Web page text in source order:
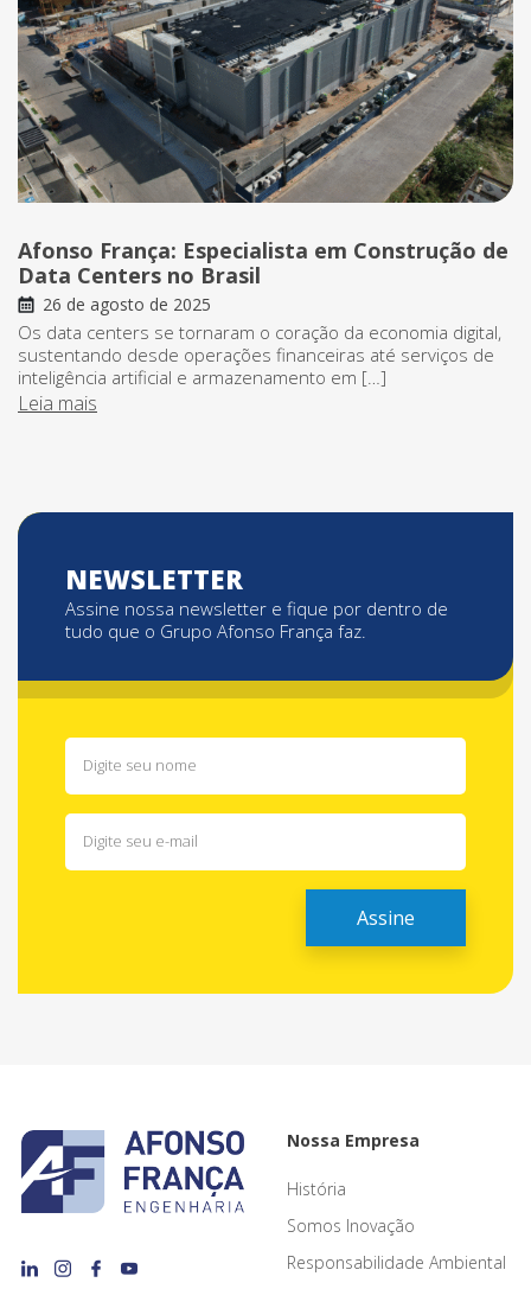
Afonso França: Especialista em Construção de
Data Centers no Brasil
26 de agosto de 2025
Os data centers se tornaram o coração da economia digital,
sustentando desde operações financeiras até serviços de
inteligência artificial e armazenamento em […]
Leia mais
NEWSLETTER
Assine nossa newsletter e fique por dentro de
tudo que o Grupo Afonso França faz.
Nossa Empresa
História
Somos Inovação
Responsabilidade Ambiental